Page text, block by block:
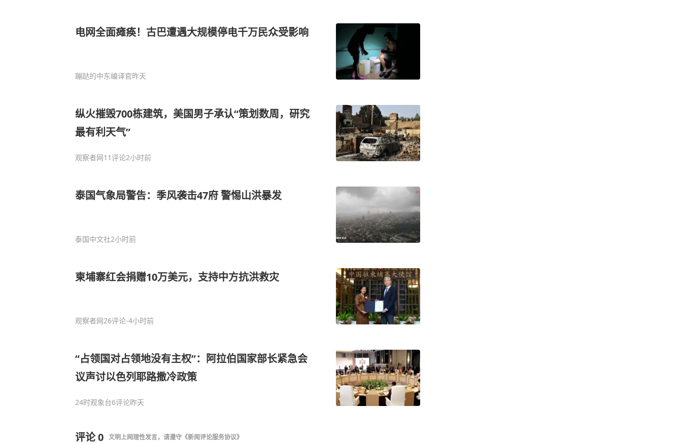
电网全面瘫痪！古巴遭遇大规模停电千万民众受影响
蹦跶的中东编译官昨天
纵火摧毁700栋建筑，美国男子承认“策划数周，研究
最有利天气”
观察者网11评论2小时前
泰国气象局警告：季风袭击47府 警惕山洪暴发
泰国中文社2小时前
柬埔寨红会捐赠10万美元，支持中方抗洪救灾
观察者网26评论-4小时前
“占领国对占领地没有主权”：阿拉伯国家部长紧急会
议声讨以色列耶路撒冷政策
24时观象台6评论昨天
评论0 文明上网理性发言，请遵守 《新闻评论服务协议》